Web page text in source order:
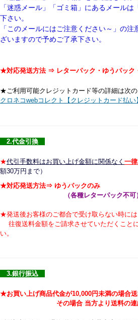
「迷惑メール」「ゴミ箱」にあるメール
下さい。
「このメールにはご注意ください～」の
ざいますので予めご了承下さい。
★対応発送方法 ⇒ レターパック・ ゆうパック
★ご利用可能クレジットカード等の詳細は次
クロネコwebコレクト【クレジットカード払い
2.代金引換
★代引手数料はお買い上げ金額に関係なく 一
額30万円まで）
★対応発送方法⇒ ゆうパックのみ
（各種レターパック不可
★発送後お客様のご都合で受け取らない時には
往復送料金額をご請求させていただくこと
い。
3.銀行振込
★お買い上げ商品代金が10,000円未満の場合
その場合 当方より送料の連絡前